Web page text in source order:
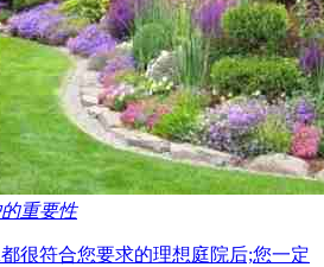
重要性
很符合您要求的理想庭院后;您一定